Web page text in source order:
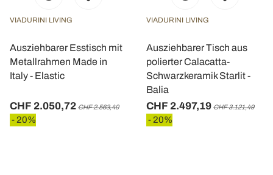
VIADURINI LIVING
Ausziehbarer Esstisch mit
Metallrahmen Made in
Italy - Elastic
CHF 2.050,72 CHF 2.563,40
- 20%
VIADURINI LIVING
Ausziehbarer Tisch aus
polierter Calacatta-
Schwarzkeramik Starlit -
Balia
CHF 2.497,19 CHF 3.121,49
- 20%